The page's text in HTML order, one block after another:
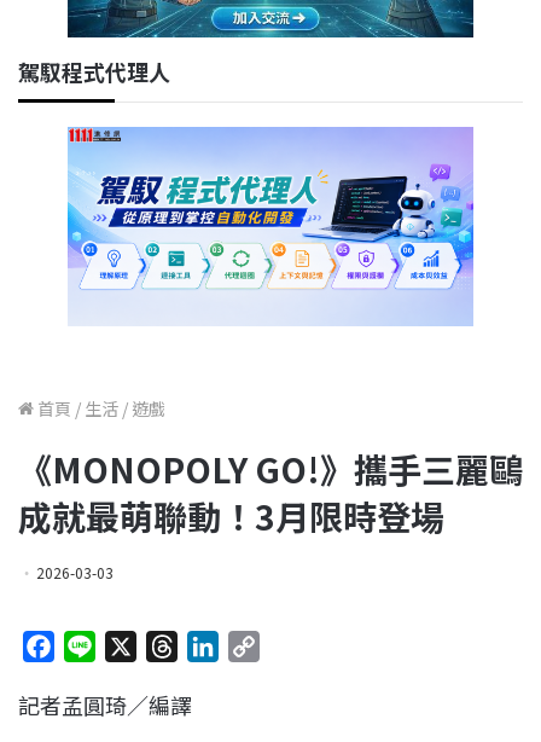
駕馭程式代理人